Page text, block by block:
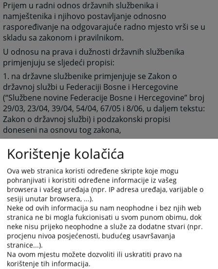
Prijem u radni odnos državnih službenika i
namještenika i njihovo postavljanje odnosno
raspoređivanje na odgovarajuće radno mjesto vrši se u
skladu sa zakonom i pravilnikom.
U odnosu na prava i dužnosti državnih službenika
primjenjuju se sljedeći propisi:
1. na državne službenike primjenjuje se Zakon o
državnoj službi u Federaciji Bosne i Hercegovine
(“Službene novine Federacije Bosne i Hercegovine” broj
29/03, 23/04, 39/04, 54/04, 67/05 i 8/06, u daljem tekstu:
Zakon o državnoj službi) i podzakonski propisi
doneseni na osnovu tog zakona,
namještenicima u organima državne službe u
Federaciji Bosne i Hercegovine (“Službene novine
Federacije Bosne i Hercegovine” broj 49/05, u daljem
tekstu: Zakon o namještenicima ) i podzakonski propisi
doneseni na osnovu tog zakona.
Na prava i dužnosti državnih službenika i namještenika
pored propisa iz stava 2. ovog člana primjenjuju se, u
skladu sa zakonom i opći propisi o radu i kolektivni
ugovori.
Korištenje kolačića
Ova web stranica koristi određene skripte koje mogu
pohranjivati i koristiti određene informacije iz vašeg
browsera i vašeg uređaja (npr. IP adresa uređaja, varijable o
sesiji unutar browsera, ...).
Neke od ovih informacija su nam neophodne i bez njih web
stranica ne bi mogla fukcionisati u svom punom obimu, dok
neke nisu prijeko neophodne a služe za dodatne stvari (npr.
procjenu nivoa posjećenosti, budućeg usavršavanja
stranice...).
Na ovom mjestu možete dozvoliti ili uskratiti pravo na
korištenje tih informacija.